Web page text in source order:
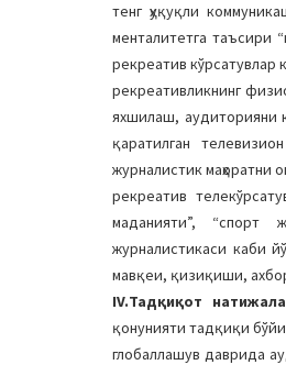
тенг ҳуқуқли
менталитетга таъсири
рекреатив кўрсатувлар
рекреативликнинг
яхшилаш, аудиторияни
қаратилган
журналистик маҳоратни
рекреатив
маданияти”, “спорт
журналистикаси каби
мавқеи, қизиқиши,
IV.Тадқиқот
қонунияти тадқиқи
глобаллашув даврида